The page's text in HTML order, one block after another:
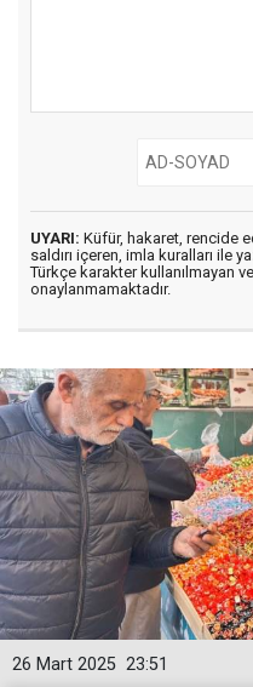
UYARI: Küfür, hakaret, rencide
saldırı içeren, imla kuralları ile
Türkçe karakter kullanılmayan
onaylanmamaktadır.
23:51
26 Mart 2025